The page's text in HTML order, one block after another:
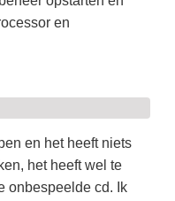
en
en het heeft niets
het heeft wel te
onbespeelde cd. Ik